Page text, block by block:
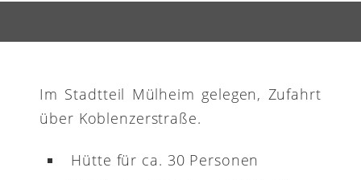
Im Stadtteil Mülheim gelegen, Zufahrt
über Koblenzerstraße.
Hütte für ca. 30 Personen